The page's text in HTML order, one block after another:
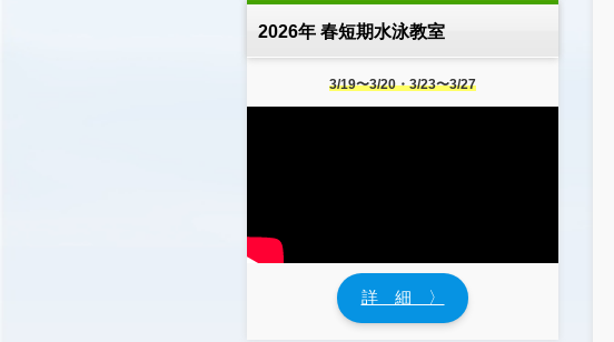
2026年 春短期水泳教室
3/19〜3/20・3/23〜3/27
詳 細 〉